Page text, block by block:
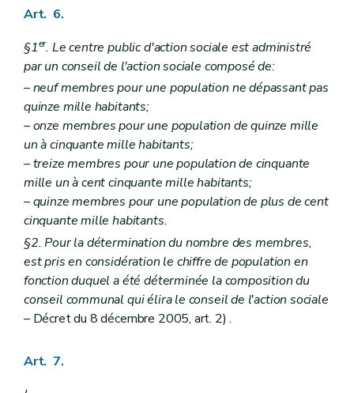
Art. 66
Art. 67
Art. 68
Section 3 Des avances sur pensions alimentaires et du recouvrement de ces pensions
Art. 68bis
Art. 68ter
Art. 68quater
Section 4 Aide spécifique au paiement de pensions alimentaires en faveur d'enfants ou de parts contributives pour enfants placés
Art. 68quinquies
Chapitre V Du recours
Art. 69 et 70
Art. 71
Art. 72 à 74
Chapitre VI De l'administration du (centre public d'action sociale)
Section première De la gestion des biens
Art. 75
Art. 76
Art. 77
Art. 78
Art. 6.
§1er. Le centre public d'action sociale est administré
par un conseil de l'action sociale composé de:
– neuf membres pour une population ne dépassant pas
quinze mille habitants;
– onze membres pour une population de quinze mille
un à cinquante mille habitants;
– treize membres pour une population de cinquante
mille un à cent cinquante mille habitants;
– quinze membres pour une population de plus de cent
cinquante mille habitants.
§2. Pour la détermination du nombre des membres,
est pris en considération le chiffre de population en
fonction duquel a été déterminée la composition du
conseil communal qui élira le conseil de l'action sociale
– Décret du 8 décembre 2005, art. 2) .
Art. 7.